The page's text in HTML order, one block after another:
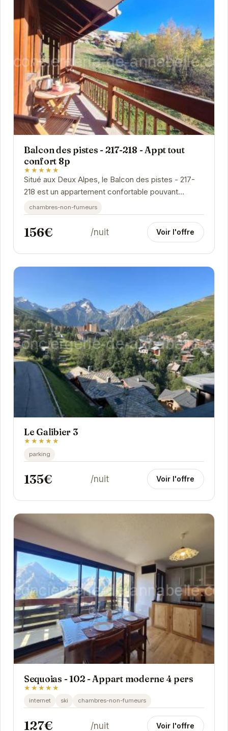
Balcon des pistes - 217-218 - Appt tout
confort 8p
★★★★★
Situé aux Deux Alpes, le Balcon des pistes - 217-
218 est un appartement confortable pouvant
accueillir jusqu'à 8 personnes. Idéal pour les...
chambres-non-fumeurs
156€ /nuit Voir l'offre
Le Galibier 3
★★★★★
parking
135€ /nuit Voir l'offre
Sequoias - 102 - Appart moderne 4 pers
★★★★★
internet ski chambres-non-fumeurs
127€ /nuit Voir l'offre